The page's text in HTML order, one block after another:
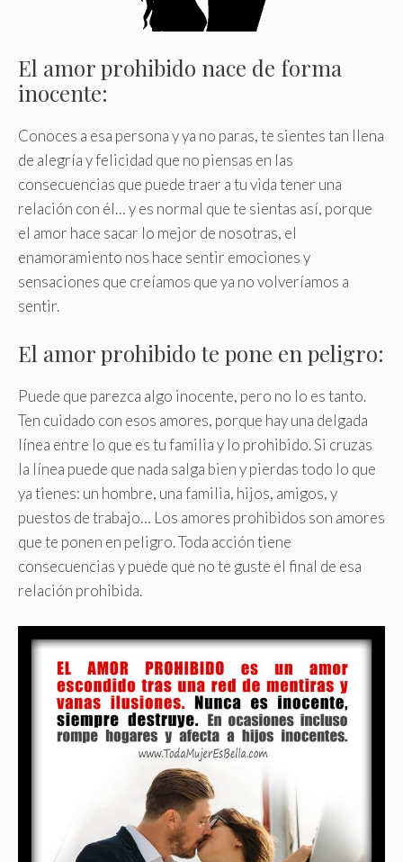
El amor prohibido nace de forma
inocente:
Conoces a esa persona y ya no paras, te sientes tan llena
de alegría y felicidad que no piensas en las
consecuencias que puede traer a tu vida tener una
relación con él… y es normal que te sientas así, porque
el amor hace sacar lo mejor de nosotras, el
enamoramiento nos hace sentir emociones y
sensaciones que creíamos que ya no volveríamos a
sentir.
El amor prohibido te pone en peligro:
Puede que parezca algo inocente, pero no lo es tanto.
Ten cuidado con esos amores, porque hay una delgada
línea entre lo que es tu familia y lo prohibido. Si cruzas
la línea puede que nada salga bien y pierdas todo lo que
ya tienes: un hombre, una familia, hijos, amigos, y
puestos de trabajo… Los amores prohibidos son amores
que te ponen en peligro. Toda acción tiene
consecuencias y puede que no te guste el final de esa
relación prohibida.